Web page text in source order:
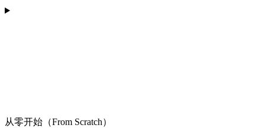
从零开始（From Scratch）